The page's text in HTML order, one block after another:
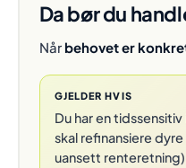
Da bør du
Når behovet er
GJELDER HVIS
Du har en
skal refinansiere
uansett